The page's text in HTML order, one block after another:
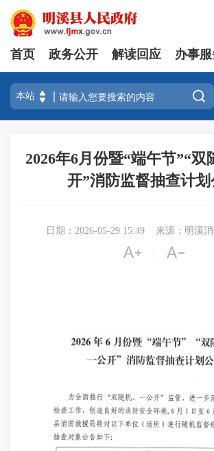
首页 政务公开 解读回应 办事

2026年6月份暨“端午节”“双
开”消防监督抽查计划
日期：2026-05-29 15:49 来源：明溪
 